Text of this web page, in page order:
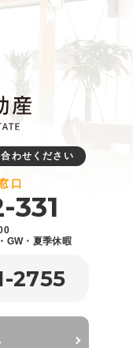
わせください
口
331
GW・夏季休暇
2755